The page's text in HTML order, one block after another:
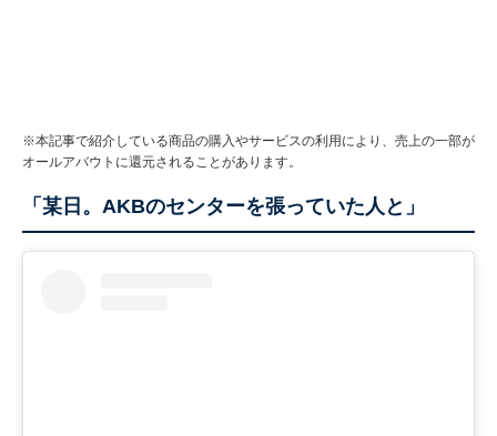
※本記事で紹介している商品の購入やサービスの利用により、売上の一部が
オールアバウトに還元されることがあります。
「某日。AKBのセンターを張っていた人と」